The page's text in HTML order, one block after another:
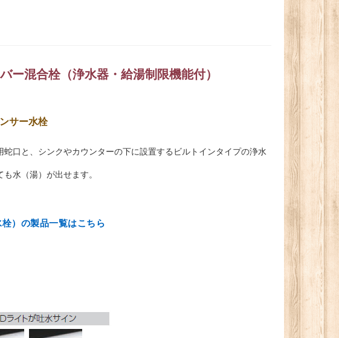
ー混合栓（浄水器・給湯制限機能付）
サー水栓
口と、シンクやカウンターの下に設置するビルトインタイプの浄水
水（湯）が出せます。
）の製品一覧はこちら